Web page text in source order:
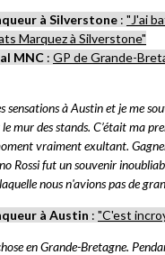
à Silverstone : "J'ai
Marquez à Silverstone"
MNC : GP de Grande-
sensations à Austin et je me
mur des stands. C’était ma
vraiment exultant.
Rossi fut un souvenir
nous n'avions pas de
à Austin : "C'est
en Grande-Bretagne.